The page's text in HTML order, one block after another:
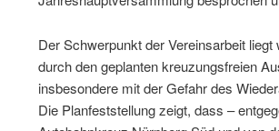
Der Schwerpunkt der Vereinsarbeit
durch den geplanten kreuzungsfreien
insbesondere mit der Gefahr des
Die Planfeststellung zeigt, dass –